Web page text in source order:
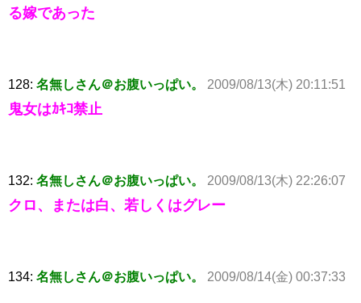
る嫁であった
128: 名無しさん＠お腹いっぱい。 2009/08/13(木) 20:11:51
鬼女はｶｷｺ禁止
132: 名無しさん＠お腹いっぱい。 2009/08/13(木) 22:26:07
クロ、または白、若しくはグレー
134: 名無しさん＠お腹いっぱい。 2009/08/14(金) 00:37:33